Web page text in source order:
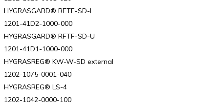
HYGRASGARD® RFTF-SD-I
1201-41D2-1000-000
HYGRASGARD® RFTF-SD-U
1201-41D1-1000-000
HYGRASREG® KW-W-SD external
1202-1075-0001-040
HYGRASREG® LS-4
1202-1042-0000-100